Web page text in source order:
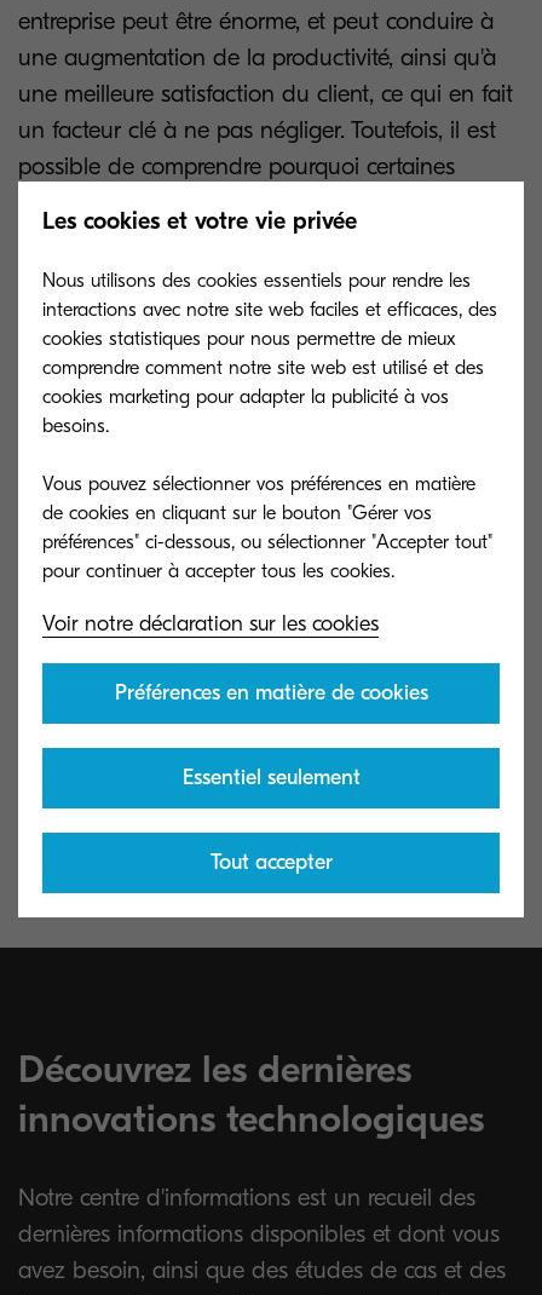
entreprise peut être énorme, et peut conduire à
une augmentation de la productivité, ainsi qu'à
une meilleure satisfaction du client, ce qui en fait
un facteur clé à ne pas négliger. Toutefois, il est
possible de comprendre pourquoi certaines
Préparez-vous aux documents
"nouvelle génération"
Alors que le sans papier s'inscrit dans la
l'utilisation que vous faites de la
technologie.
Le digital ne signifie pas la fin de
l'impression
Le concept du « sans papier » fait
référence la sécurisation des opérations
avec et sans supports papier, la réduction
des déchets, etc...
Créer un
dans la santé
Dans le
déterminant de
centralisé.
Découvrez les dernières
innovations technologiques
Notre centre d'informations est un recueil des
dernières informations disponibles et dont vous
avez besoin, ainsi que des études de cas et des
Les cookies et votre vie privée
Nous utilisons des cookies essentiels pour rendre les
interactions avec notre site web faciles et efficaces, des
cookies statistiques pour nous permettre de mieux
comprendre comment notre site web est utilisé et des
cookies marketing pour adapter la publicité à vos
besoins.
Vous pouvez sélectionner vos préférences en matière
de cookies en cliquant sur le bouton "Gérer vos
préférences" ci-dessous, ou sélectionner "Accepter tout"
Voir notre déclaration sur les cookies
Préférences en matière de cookies
Essentiel seulement
Tout accepter